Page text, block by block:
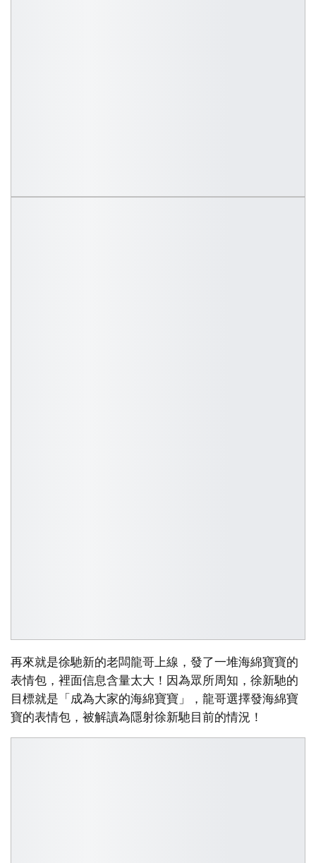
再來就是徐馳新的老闆龍哥上線，發了一堆海綿寶寶的
表情包，裡面信息含量太大！因為眾所周知，徐新馳的
目標就是「成為大家的海綿寶寶」，龍哥選擇發海綿寶
寶的表情包，被解讀為隱射徐新馳目前的情況！